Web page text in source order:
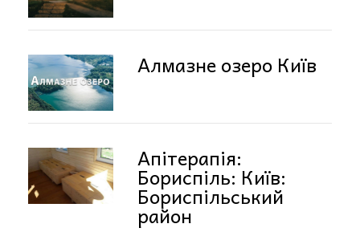
Алмазне озеро Київ
Апітерапія:
Бориспіль: Київ:
Бориспільський
район